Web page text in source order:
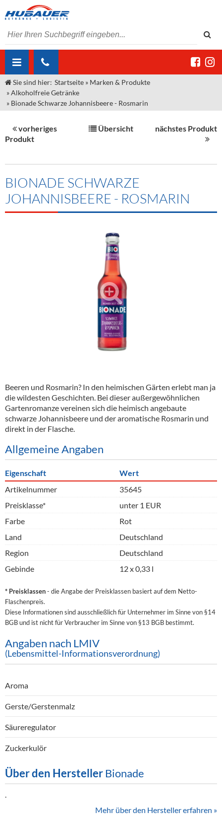
ÜBER UNS
Jobs
Unser Liefergebiet
Unser Team
Kontakt
AKTUELLES
Angebote Gastronomie & Großhandel
Gastronomie
Großhandel
Innovation - Die Neue Art des Bierzapfens
"DroughtMaster"
Neuigkeiten
Termine
MARKEN & PRODUKTE
Weine & Schaumwein
Sirup
Spirituosen
Bier
Hygieneartikel & Desinfektion
Kommisionskauf & Lieferbedingungen
Fremddienstleistungen
Sie sind hier: Startseite » Marken & Produkte
»Alkoholfreie Getränke
» Bionade Schwarze Johannisbeere - Rosmarin
vorheriges
Produkt
Übersicht nächstes Produkt
BIONADE SCHWARZE
JOHANNISBEERE - ROSMARIN
Beeren und Rosmarin? In den heimischen Gärten erlebt man ja
die wildesten Geschichten. Bei dieser außergewöhnlichen
Gartenromanze vereinen sich die heimisch angebaute
schwarze Johannisbeere und der aromatische Rosmarin und
direkt in der Flasche.
Allgemeine Angaben
Eigenschaft
Wert
Artikelnummer
35645
Preisklasse*
unter 1 EUR
Farbe
Rot
Land
Deutschland
Region
Deutschland
Gebinde
12 x 0,33 l
* Preisklassen- die Angabe der Preisklassen basiert auf dem Netto-
Flaschenpreis.
Diese Informationen sind ausschließlich für Unternehmer im Sinne von §14
BGB und ist nicht für Verbraucher im Sinne von §13 BGB bestimmt.
Angaben nach LMIV
(Lebensmittel-Informationsverordnung)
Aroma
Gerste/Gerstenmalz
Säureregulator
Zuckerkulör
Über den Hersteller Bionade
Mehr über den Hersteller erfahren »